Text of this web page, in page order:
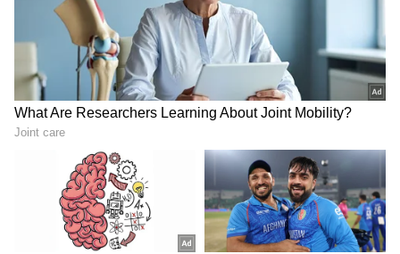
ಸುಪ್ರೀಂ ಕೋರ್ಟ್ ಬೇಲ್ ನಿರಾಕರಿಸಿರುವುದು ಪತ್ನಿ
ವಿಜಯಲಕ್ಷ್ಮಿಗೆ ತೀವ್ರ ಹಿನ್ನಡೆ ನೀಡಿದೆ.
5
6
Image Credit :Asianet News